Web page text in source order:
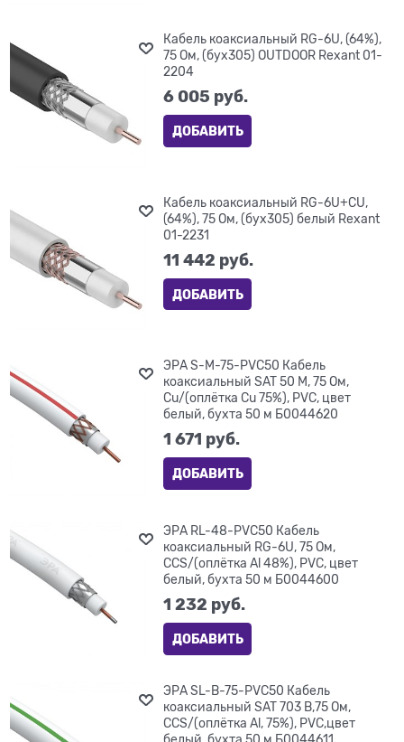
Кабель коаксиальный RG-6U, (64%),
75 Ом, (бух305) OUTDOOR Rexant 01-
2204
6 005 руб.
ДОБАВИТЬ
Кабель коаксиальный RG-6U+CU,
(64%), 75 Ом, (бух305) белый Rexant
01-2231
11 442 руб.
ДОБАВИТЬ
ЭРА S-M-75-PVC50 Кабель
коаксиальный SAT 50 М, 75 Ом,
Cu/(оплётка Cu 75%), PVC, цвет
белый, бухта 50 м Б0044620
1 671 руб.
ДОБАВИТЬ
ЭРА RL-48-PVC50 Кабель
коаксиальный RG-6U, 75 Ом,
CCS/(оплётка Al 48%), PVC, цвет
белый, бухта 50 м Б0044600
1 232 руб.
ДОБАВИТЬ
ЭРА SL-B-75-PVC50 Кабель
коаксиальный SAT 703 B,75 Ом,
CCS/(оплётка Al, 75%), PVC,цвет